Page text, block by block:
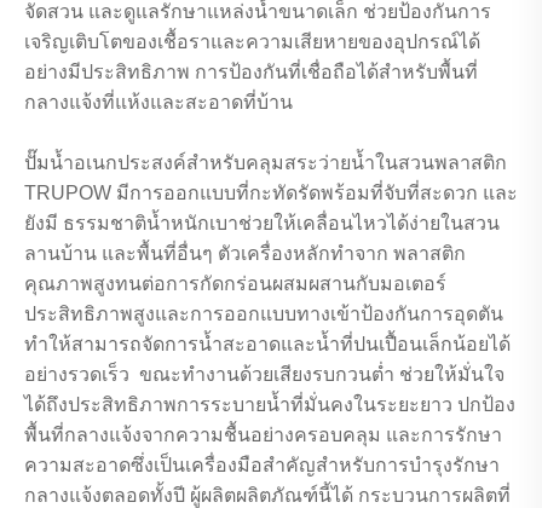
จัดสวน และดูแลรักษาแหล่งน้ำขนาดเล็ก ช่วยป้องกันการ
เจริญเติบโตของเชื้อราและความเสียหายของอุปกรณ์ได้
อย่างมีประสิทธิภาพ การป้องกันที่เชื่อถือได้สำหรับพื้นที่
กลางแจ้งที่แห้งและสะอาดที่บ้าน
ปั๊มน้ำอเนกประสงค์สำหรับคลุมสระว่ายน้ำในสวนพลาสติก
TRUPOW มีการออกแบบที่กะทัดรัดพร้อมที่จับที่สะดวก และ
ยังมี ธรรมชาติน้ำหนักเบาช่วยให้เคลื่อนไหวได้ง่ายในสวน
ลานบ้าน และพื้นที่อื่นๆ ตัวเครื่องหลักทำจาก พลาสติก
คุณภาพสูงทนต่อการกัดกร่อนผสมผสานกับมอเตอร์
ประสิทธิภาพสูงและการออกแบบทางเข้าป้องกันการอุดตัน
ทำให้สามารถจัดการน้ำสะอาดและน้ำที่ปนเปื้อนเล็กน้อยได้
อย่างรวดเร็ว ขณะทำงานด้วยเสียงรบกวนต่ำ ช่วยให้มั่นใจ
ได้ถึงประสิทธิภาพการระบายน้ำที่มั่นคงในระยะยาว ปกป้อง
พื้นที่กลางแจ้งจากความชื้นอย่างครอบคลุม และการรักษา
ความสะอาดซึ่งเป็นเครื่องมือสำคัญสำหรับการบำรุงรักษา
กลางแจ้งตลอดทั้งปี ผู้ผลิตผลิตภัณฑ์นี้ได้ กระบวนการผลิตที่